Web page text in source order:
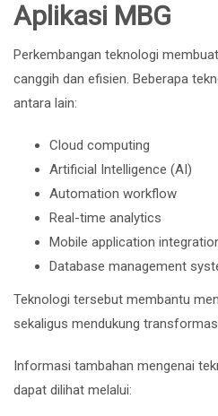
Aplikasi MBG
Perkembangan teknologi
canggih dan efisien. Beberapa
antara lain:
Cloud computing
Artificial Intelligence (AI)
Automation workflow
Real-time analytics
Mobile application
Database management
Teknologi tersebut membantu
sekaligus mendukung
Informasi tambahan mengenai
dapat dilihat melalui: